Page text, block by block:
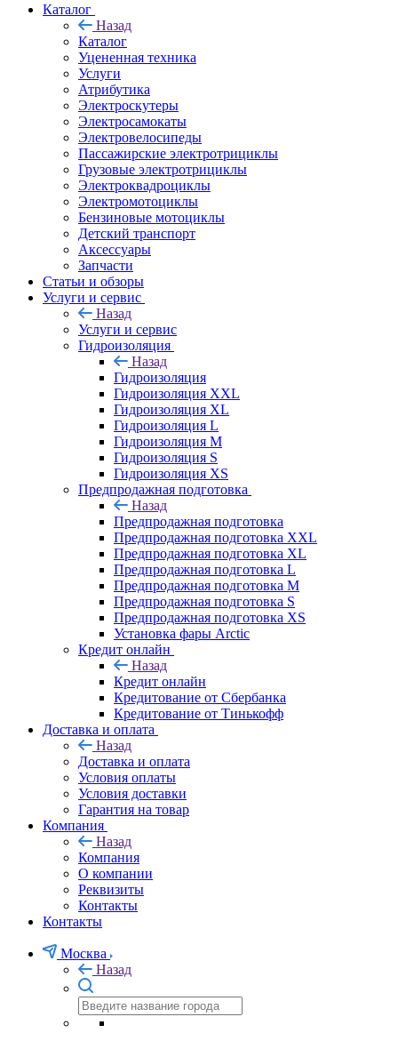
Каталог
Назад
Каталог
Уцененная техника
Услуги
Атрибутика
Электроскутеры
Электросамокаты
Электровелосипеды
Пассажирские электротрициклы
Грузовые электротрициклы
Электроквадроциклы
Электромотоциклы
Бензиновые мотоциклы
Детский транспорт
Аксессуары
Запчасти
Статьи и обзоры
Услуги и сервис
Назад
Услуги и сервис
Гидроизоляция
Назад
Гидроизоляция
Гидроизоляция XXL
Гидроизоляция XL
Гидроизоляция L
Гидроизоляция M
Гидроизоляция S
Гидроизоляция XS
Предпродажная подготовка
Назад
Предпродажная подготовка
Предпродажная подготовка XXL
Предпродажная подготовка XL
Предпродажная подготовка L
Предпродажная подготовка M
Предпродажная подготовка S
Предпродажная подготовка XS
Установка фары Arctic
Кредит онлайн
Назад
Кредит онлайн
Кредитование от Сбербанка
Кредитование от Тинькофф
Доставка и оплата
Назад
Доставка и оплата
Условия оплаты
Условия доставки
Гарантия на товар
Компания
Назад
Компания
О компании
Реквизиты
Контакты
Контакты
Москва
Назад